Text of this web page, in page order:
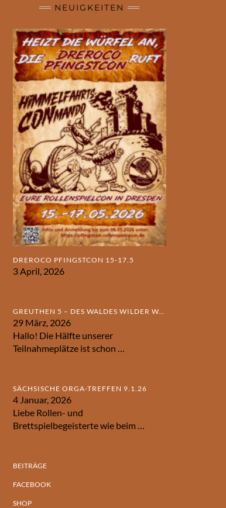
NEUIGKEITEN
DREROCO PFINGSTCON 15-17.5
3 April, 2026
GREUTHEN 5 – DES WALDES WILDER WAHN
29 März, 2026
Hallo! Die Hälfte unserer
Teilnahmeplätze ist schon
SÄCHSISCHE ORGA-TREFFEN 9.1.26
4 Januar, 2026
Liebe Rollen- und
Brettspielbegeisterte wie beim
BEITRÄGE
FACEBOOK
SHOP